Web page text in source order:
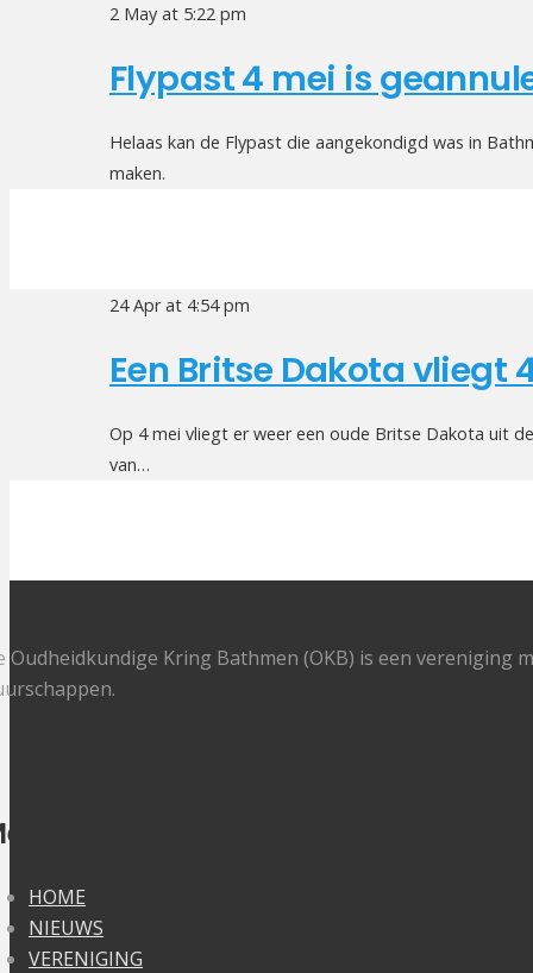
2 May at 5:22 pm
Flypast 4 mei is
Helaas kan de Flypast die aangekondigd was in
maken.
24 Apr at 4:54 pm
Een Britse Dakota vliegt
Op 4 mei vliegt er weer een oude Britse Dakota uit
van…
Oudheidkundige Kring Bathmen (OKB) is een vereniging
HOME
NIEUWS
VERENIGING